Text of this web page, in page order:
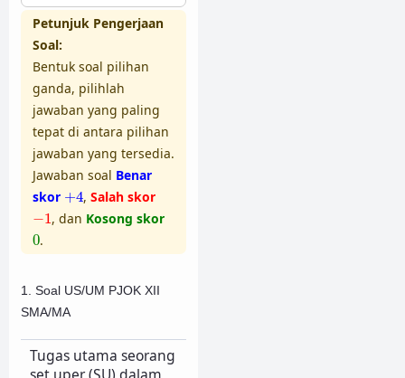
Petunjuk Pengerjaan
Soal:
Bentuk soal pilihan
ganda, pilihlah
jawaban yang paling
tepat di antara pilihan
jawaban yang tersedia.
Jawaban soal Benar
skor +4
+ 4, Salah skor
−1
1 , dan Kosong skor
0
0.
1. Soal US/UM PJOK XII
SMA/MA
Tugas utama seorang
set uper (SU) dalam